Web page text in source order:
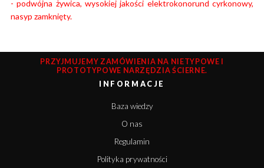
- podwójna żywica, wysokiej jakości elektrokonorund cyrkonowy,
nasyp zamknięty.
PRZYJMUJEMY ZAMÓWIENIA NA NIETYPOWE I
PROTOTYPOWE NARZĘDZIA ŚCIERNE.
INFORMACJE
Baza wiedzy
O nas
Regulamin
Polityka prywatności